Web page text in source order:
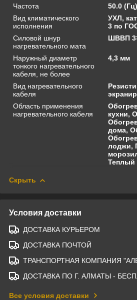
Частота
50.0 (Гц)
Вид климатического
исполнения
УХЛ,
3 по
Силовой шнур
нагревательного мата
ШВВП
Наружный диаметр
тонкого нагревательного
кабеля, не более
4,3 мм
Вид нагревательного
кабеля
Область применения
нагревательного кабеля
кухни,
дома,
лоджи,
Теплый
Скрыть
Условия доставки
ДОСТАВКА КУРЬЕРОМ
ДОСТАВКА ПОЧТОЙ
ТРАНСПОРТНАЯ КОМПАНИЯ
ДОСТАВКА ПО Г. АЛМАТЫ -
Все условия доставки